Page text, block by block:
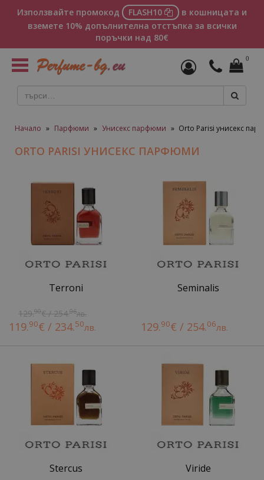
Използвайте промокод FLASH10
в кошницата и
вземете 10% допълнителна отстъпка за всички
поръчки над 80€
Toggle
navigation
0
Начало » Парфюми » Унисекс парфюми » Orto Parisi унисекс
ORTO PARISI УНИСЕКС ПАРФЮМИ
Terroni
129.90€ / 254.06лв.
119.90€ / 234.50лв.
Seminalis
129.90€ / 254.06лв.
Stercus Viride